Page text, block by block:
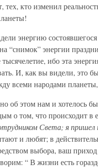
тех, кто изменил
энергию
“снимок” энергии
ибо эта
И, как вы видели, это
всеми народами
об этом нам и хотелось
о том, что происходит в
Света; я пришел
и любят; в
выбора, ваш
“ В жизни есть